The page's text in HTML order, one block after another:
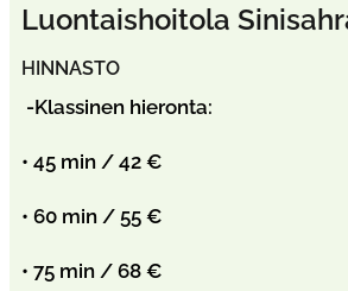
Luontaishoitola
HINNASTO
-Klassinen hieronta:
• 45 min / 42 €
• 60 min / 55 €
• 75 min / 68 €